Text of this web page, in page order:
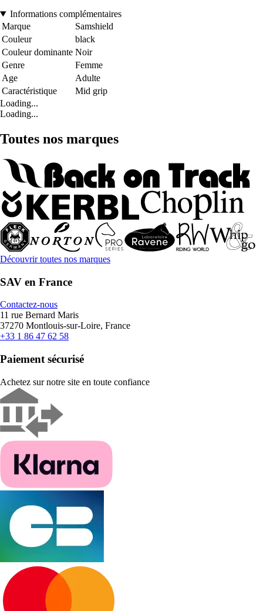
Informations complémentaires
Marque
Samshield
Couleur
black
Couleur dominante Noir
Genre
Femme
Age
Adulte
Caractéristique
Mid grip
Loading...
Loading...
Toutes nos marques
Découvrir toutes nos marques
SAV en France
Contactez-nous
11 rue Bernard Maris
37270 Montlouis-sur-Loire, France
+33 1 86 47 62 58
Paiement sécurisé
Achetez sur notre site en toute confiance